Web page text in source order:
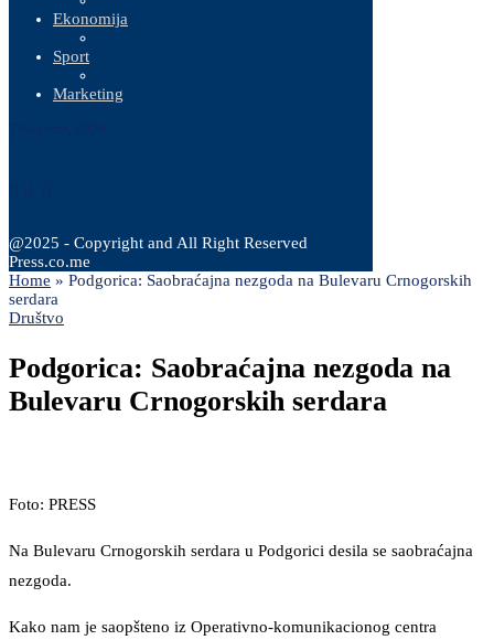
Ekonomija
Sport
Marketing
@2025 - Copyright and All Right Reserved
Press.co.me
Home » Podgorica: Saobraćajna nezgoda na Bulevaru Crnogorskih
serdara
Društvo
Podgorica: Saobraćajna nezgoda na
Bulevaru Crnogorskih serdara
Foto: PRESS
Na Bulevaru Crnogorskih serdara u Podgorici desila se saobraćajna
nezgoda.
Kako nam je saopšteno iz Operativno-komunikacionog centra